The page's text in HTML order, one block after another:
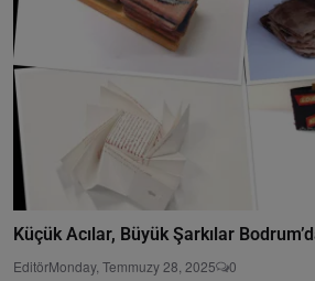
Küçük Acılar, Büyük Şarkılar
EditörMonday, Temmuzy 28, 2025 0